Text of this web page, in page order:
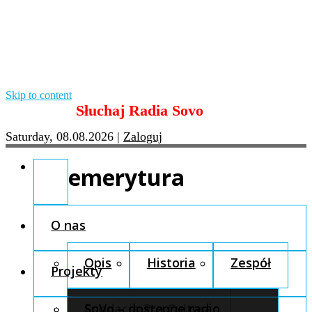
Skip to content
Słuchaj Radia Sovo
Saturday, 08.08.2026 | Zaloguj
O nas
Opis Historia Zespół
Fundacja Pro Cultura
Projekty
SoVo – dostępne radio
emerytura